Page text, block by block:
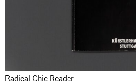
Radical Chic Reader